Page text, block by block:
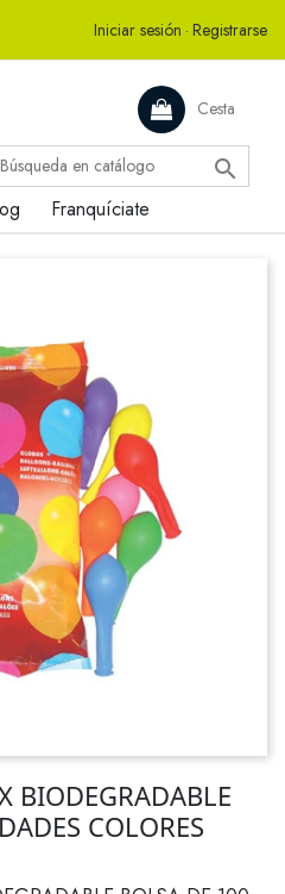
Iniciar sesión · Registrarse
Cesta

Franquíciate
BIODEGRADABLE
COLORES